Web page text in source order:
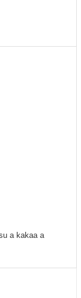
a kakaa a